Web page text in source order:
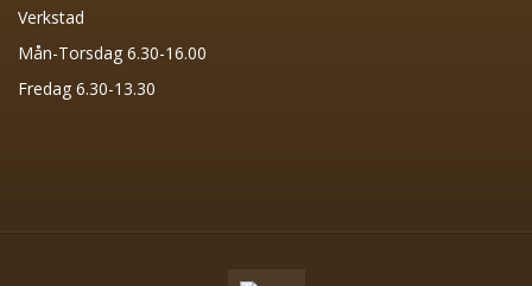
Verkstad
Mån-Torsdag 6.30-16.00
Fredag 6.30-13.30